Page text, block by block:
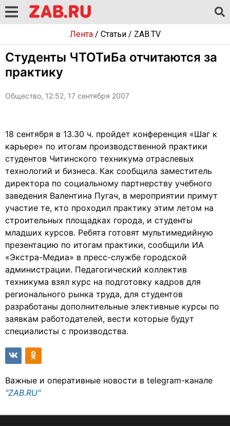
Лента/ Статьи/ ZAB.TV
Студенты ЧТОТиБа отчитаются за
практику
Общество, 12:52, 17 сентября 2007
18 сентября в 13.30 ч. пройдет конференция «Шаг к
карьере» по итогам производственной практики
студентов Читинского техникума отраслевых
технологий и бизнеса. Как сообщила заместитель
директора по социальному партнерству учебного
заведения Валентина Пугач, в мероприятии примут
участие те, кто проходил практику этим летом на
строительных площадках города, и студенты
младших курсов. Ребята готовят мультимедийную
презентацию по итогам практики, сообщили ИА
«Экстра-Медиа» в пресс-службе городской
администрации. Педагогический коллектив
техникума взял курс на подготовку кадров для
регионального рынка труда, для студентов
разработаны дополнительные элективные курсы по
заявкам работодателей, вести которые будут
специалисты с производства.
Важные и оперативные новости в telegram-канале
"ZAB.RU"